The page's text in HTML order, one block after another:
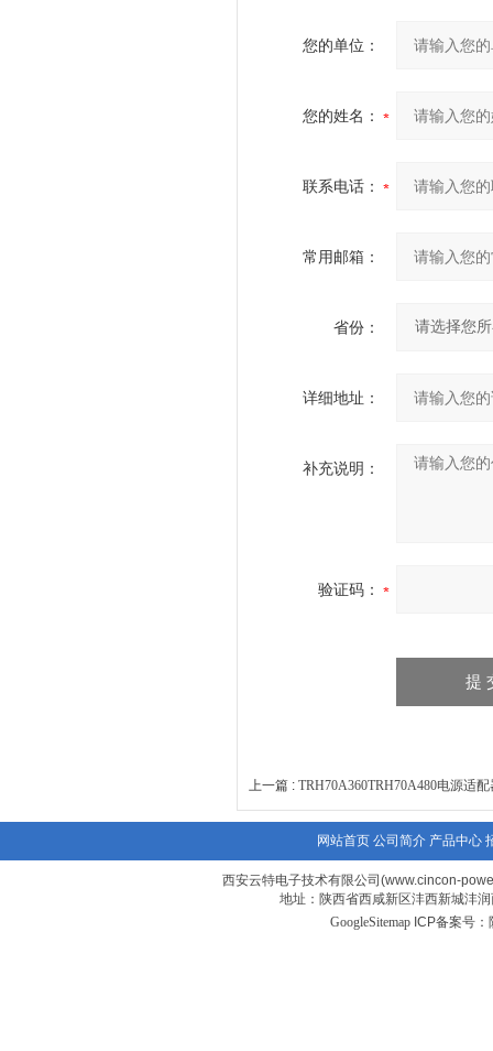
您的单位：
您的姓名：
联系电话：
常用邮箱：
省份：
详细地址：
补充说明：
验证码：
上一篇 : TRH70A360TRH70A480电源适配
网站首页 公司简介 产品中心
西安云特电子技术有限公司(www.cincon-
地址：陕西省西咸新区沣西新城沣
GoogleSitemap ICP备案号：